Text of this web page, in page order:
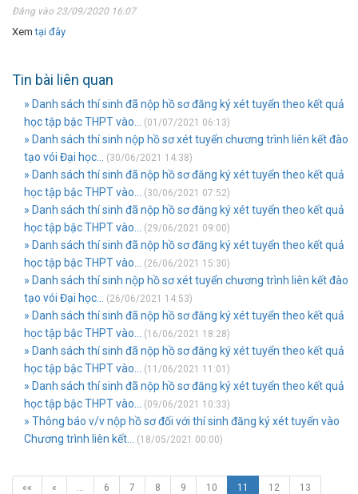
Đăng vào 23/09/2020 16:07
Xemtại đây
Tin bài liên quan
» Danh sách thí sinh đã nộp hồ sơ đăng ký xét tuyển theo kết quả
học tập bậc THPT vào...
(01/07/2021 06:13)
» Danh sách thí sinh nộp hồ sơ xét tuyển chương trình liên kết đào
tạo vói Đại học...
(30/06/2021 14:38)
» Danh sách thí sinh đã nộp hồ sơ đăng ký xét tuyển theo kết quả
học tập bậc THPT vào...
(30/06/2021 07:52)
» Danh sách thí sinh đã nộp hồ sơ đăng ký xét tuyển theo kết quả
học tập bậc THPT vào...
(29/06/2021 09:00)
» Danh sách thí sinh đã nộp hồ sơ đăng ký xét tuyển theo kết quả
học tập bậc THPT vào...
(26/06/2021 15:30)
» Danh sách thí sinh nộp hồ sơ xét tuyển chương trình liên kết đào
tạo vói Đại học...
(26/06/2021 14:53)
» Danh sách thí sinh đã nộp hồ sơ đăng ký xét tuyển theo kết quả
học tập bậc THPT vào...
(16/06/2021 18:28)
» Danh sách thí sinh đã nộp hồ sơ đăng ký xét tuyển theo kết quả
học tập bậc THPT vào...
(11/06/2021 11:01)
» Danh sách thí sinh đã nộp hồ sơ đăng ký xét tuyển theo kết quả
học tập bậc THPT vào...
(09/06/2021 10:33)
» Thông báo v/v nộp hồ sơ đối với thí sinh đăng ký xét tuyển vào
Chương trình liên kết...
(18/05/2021 00:00)
«« « … 6 7 8 9 10 11 12 13